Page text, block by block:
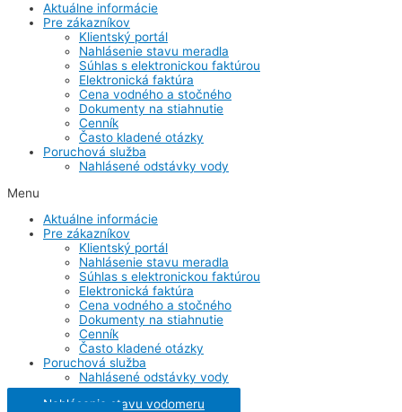
Aktuálne informácie
Pre zákazníkov
Klientský portál
Nahlásenie stavu meradla
Súhlas s elektronickou faktúrou
Elektronická faktúra
Cena vodného a stočného
Dokumenty na stiahnutie
Cenník
Často kladené otázky
Poruchová služba
Nahlásené odstávky vody
Menu
Aktuálne informácie
Pre zákazníkov
Klientský portál
Nahlásenie stavu meradla
Súhlas s elektronickou faktúrou
Elektronická faktúra
Cena vodného a stočného
Dokumenty na stiahnutie
Cenník
Často kladené otázky
Poruchová služba
Nahlásené odstávky vody
Nahlásenie stavu vodomeru